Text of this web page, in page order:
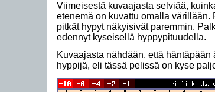
Viimeisestä kuvaajasta selviää,
etenemä on kuvattu omalla
pitkät hypyt näkyisivät paremmin.
edennyt kyseisellä hyppypituudella.
Kuvaajasta nähdään, että
hyppijä, eli tässä pelissä on kyse